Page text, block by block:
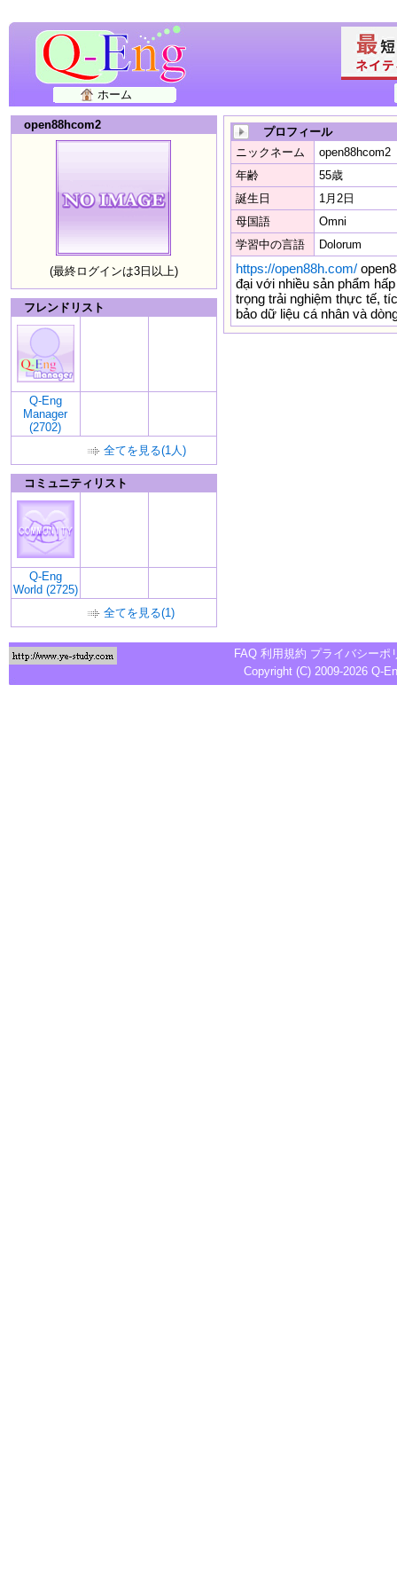
ホーム
open88hcom2
(最終ログインは3日以上)
フレンドリスト
Q-Eng
Manager
(2702)
全てを見る(1人)
コミュニティリスト
Q-Eng
World (2725)
全てを見る(1)
プロフィール
ニックネーム
open88hcom2
年齢
55歳
誕生日
1月2日
母国語
Omni
学習中の言語
Dolorum
https://open88h.com/
đại với nhiều sản phẩm
trọng trải nghiệm thực tế,
bảo dữ liệu cá nhân và
FAQ 利用規約 プライバシーポ
Copyright (C) 2009-2026 Q-